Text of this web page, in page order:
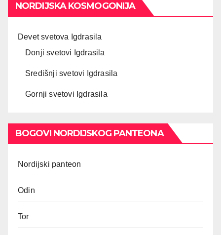
NORDIJSKA KOSMOGONIJA
Devet svetova Igdrasila
Donji svetovi Igdrasila
Središnji svetovi Igdrasila
Gornji svetovi Igdrasila
BOGOVI NORDIJSKOG PANTEONA
Nordijski panteon
Odin
Tor